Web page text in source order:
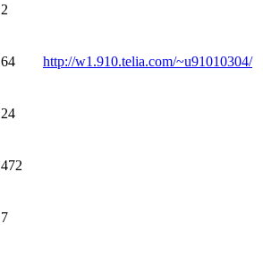
2
64 http://w1.910.telia.com/~u91010304/
24
472
7